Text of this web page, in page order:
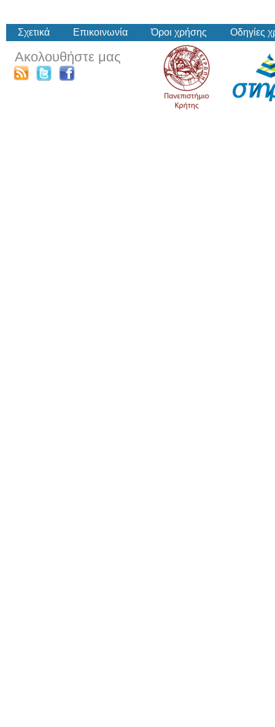
Σχετικά Επικοινωνία Όροι χρήσης Οδηγίες
Ακολουθήστε μας